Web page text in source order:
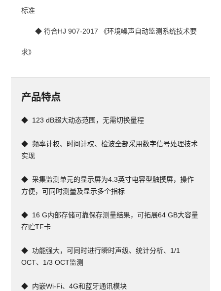
标准
◆ 符合HJ 907-2017 《环境噪声自动监测系统技术要
求》
产品特点
◆  123 dB超大动态范围，无需切换量程
◆  频率计权、时间计权、检波全部采用数字信号处理技术
实现
◆  采集监测单元的显示屏为4.3英寸电容型触摸屏，操作
方便，可同时测量及显示多个指标
◆  16 G内部存储可靠保存测量结果，可拓展64 GB大容量
存贮TF卡
◆  功能强大，可同时进行瞬时声级、统计分析、1/1
OCT、1/3 OCT监测
◆  内嵌Wi-Fi、4G和蓝牙通讯模块